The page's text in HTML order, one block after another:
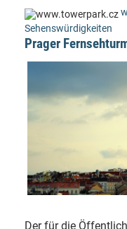
Sehenswürdigkeiten
Prager
Der für die